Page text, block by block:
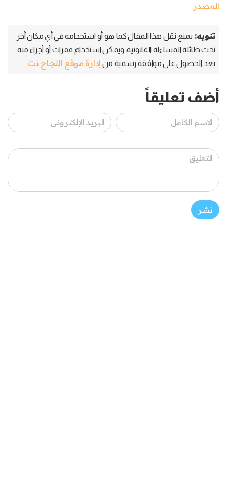
المصدر
تنويه: يمنع نقل هذا المقال كما هو أو استخدامه في أي مكان آخر
تحت طائلة المساءلة القانونية، ويمكن استخدام فقرات أو أجزاء منه
بعد الحصول على موافقة رسمية من إدارة موقع النجاح نت
أضف تعليقاً
نشر